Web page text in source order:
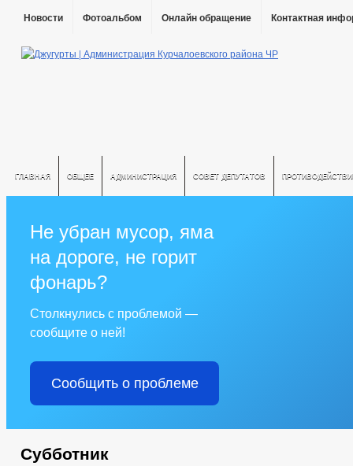
Новости Фотоальбом Онлайн обращение Контактная
ГЛАВНАЯ ОБЩЕЕ АДМИНИСТРАЦИЯ СОВЕТ ДЕПУТАТОВ
Не убран мусор, яма
на дороге, не горит
фонарь?
Столкнулись с проблемой —
сообщите о ней!
Сообщить о проблеме
Субботник